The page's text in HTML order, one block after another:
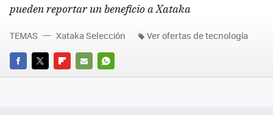
pueden reportar un beneficio a Xataka
FACEBOOK
TWITTERFLIPBOARD
E-
WHATSAPP
TEMAS Xataka Selección Ver ofertas de tecnología